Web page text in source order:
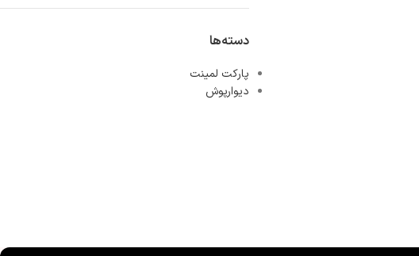
دسته‌ها
پارکت لمینت
دیوارپوش